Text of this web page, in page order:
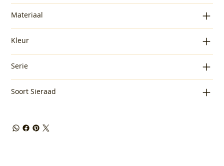
Materiaal
Kleur
Serie
Soort Sieraad